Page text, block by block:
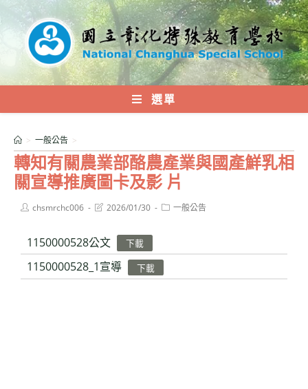
內
選單
轉知有關農業部酪農產業與國產鮮乳相
關宣導推廣圖卡及影 片
> 一般公告 >
Postchsmrchc006
Post2026/01/30
Post一般公告
1150000528公文 下載
1150000528_1宣導 下載